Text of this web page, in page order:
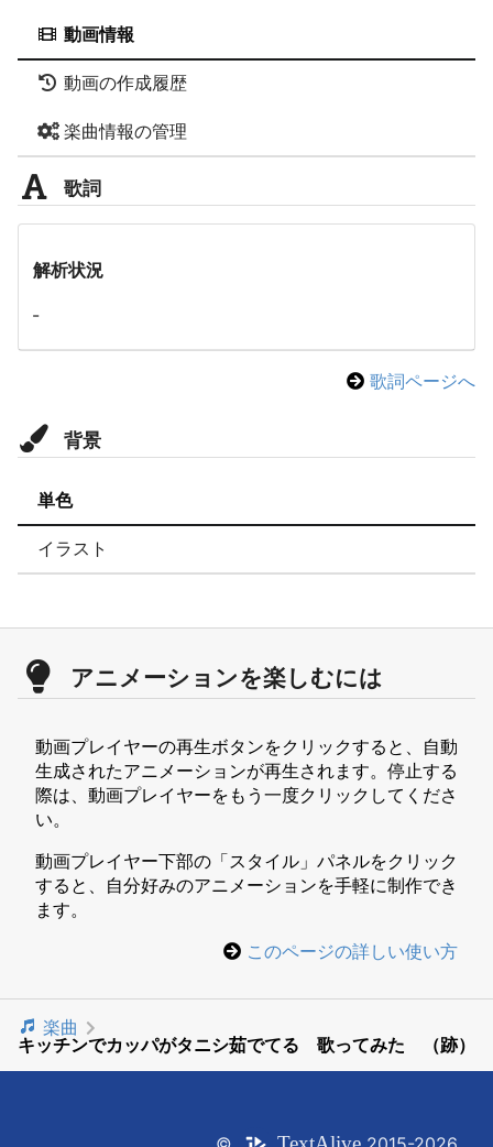
動画情報
動画の作成履歴
楽曲情報の管理
歌詞
解析状況
-
歌詞ページへ
背景
単色
イラスト
アニメーションを楽しむには
動画プレイヤーの再生ボタンをクリックすると、自動
生成されたアニメーションが再生されます。停止する
際は、動画プレイヤーをもう一度クリックしてくださ
い。
動画プレイヤー下部の「スタイル」パネルをクリック
すると、自分好みのアニメーションを手軽に制作でき
ます。
このページの詳しい使い方
楽曲
キッチンでカッパがタニシ茹でてる 歌ってみた （跡）